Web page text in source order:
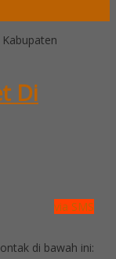
Di
via SMS
di bawah ini: